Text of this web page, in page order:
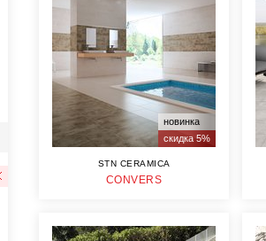
новинка
скидка 5%
STN CERAMICA
CONVERS